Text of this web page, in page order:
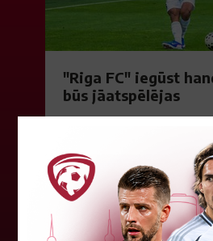
"Riga FC" iegūst
būs jāatspēlējas
Konferences līgas
aizvadīja divi Latvijas klubi. FC
0:2 zaudēja Čehijas